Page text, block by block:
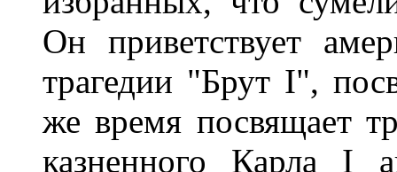
Он приветствует
трагедии "Брут I",
же время посвящает
казненного Карла I